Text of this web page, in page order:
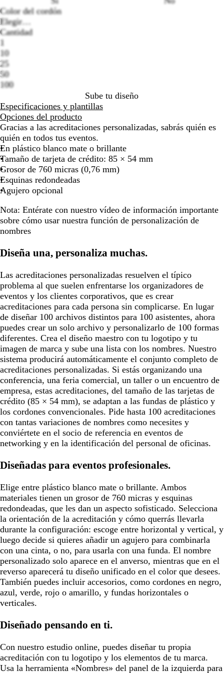
la
imagen
Color del cordón
Elegir…
Cantidad
1
10
25
50
100
Sube tu diseño
Especificaciones y plantillas
Opciones del producto
Gracias a las acreditaciones personalizadas, sabrás quién es
quién en todos tus eventos.
En plástico blanco mate o brillante
Tamaño de tarjeta de crédito: 85 × 54 mm
Grosor de 760 micras (0,76 mm)
Esquinas redondeadas
Agujero opcional
Nota: Entérate con nuestro vídeo de información importante
sobre cómo usar nuestra función de personalización de
nombres
Diseña una, personaliza muchas.
Las acreditaciones personalizadas resuelven el típico
problema al que suelen enfrentarse los organizadores de
eventos y los clientes corporativos, que es crear
acreditaciones para cada persona sin complicarse. En lugar
de diseñar 100 archivos distintos para 100 asistentes, ahora
puedes crear un solo archivo y personalizarlo de 100 formas
diferentes. Crea el diseño maestro con tu logotipo y tu
imagen de marca y sube una lista con los nombres. Nuestro
sistema producirá automáticamente el conjunto completo de
acreditaciones personalizadas. Si estás organizando una
conferencia, una feria comercial, un taller o un encuentro de
empresa, estas acreditaciones, del tamaño de las tarjetas de
crédito (85 × 54 mm), se adaptan a las fundas de plástico y
los cordones convencionales. Pide hasta 100 acreditaciones
con tantas variaciones de nombres como necesites y
conviértete en el socio de referencia en eventos de
networking y en la identificación del personal de oficinas.
Diseñadas para eventos profesionales.
Elige entre plástico blanco mate o brillante. Ambos
materiales tienen un grosor de 760 micras y esquinas
redondeadas, que les dan un aspecto sofisticado. Selecciona
la orientación de la acreditación y cómo querrás llevarla
durante la configuración: escoge entre horizontal y vertical, y
luego decide si quieres añadir un agujero para combinarla
con una cinta, o no, para usarla con una funda. El nombre
personalizado solo aparece en el anverso, mientras que en el
reverso aparecerá tu diseño unificado en el color que desees.
También puedes incluir accesorios, como cordones en negro,
azul, verde, rojo o amarillo, y fundas horizontales o
verticales.
Diseñado pensando en ti.
Con nuestro estudio online, puedes diseñar tu propia
acreditación con tu logotipo y los elementos de tu marca.
Usa la herramienta «Nombres» del panel de la izquierda para